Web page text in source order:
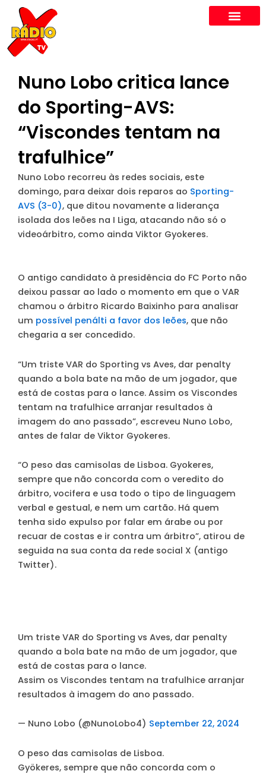
content
Nuno Lobo critica lance
do Sporting-AVS:
“Viscondes tentam na
trafulhice”
Nuno Lobo recorreu às redes sociais, este
domingo, para deixar dois reparos ao Sporting-
AVS (3-0), que ditou novamente a liderança
isolada dos leões na I Liga, atacando não só o
videoárbitro, como ainda Viktor Gyokeres.
O antigo candidato à presidência do FC Porto não
deixou passar ao lado o momento em que o VAR
chamou o árbitro Ricardo Baixinho para analisar
um possível penálti a favor dos leões, que não
chegaria a ser concedido.
“Um triste VAR do Sporting vs Aves, dar penalty
quando a bola bate na mão de um jogador, que
está de costas para o lance. Assim os Viscondes
tentam na trafulhice arranjar resultados à
imagem do ano passado”, escreveu Nuno Lobo,
antes de falar de Viktor Gyokeres.
“O peso das camisolas de Lisboa. Gyokeres,
sempre que não concorda com o veredito do
árbitro, vocifera e usa todo o tipo de linguagem
verbal e gestual, e nem um cartão. Há quem
tenha sido expulso por falar em árabe ou por
recuar de costas e ir contra um árbitro”, atirou de
seguida na sua conta da rede social X (antigo
Twitter).
Um triste VAR do Sporting vs Aves, dar penalty
quando a bola bate na mão de um jogador, que
está de costas para o lance.
Assim os Viscondes tentam na trafulhice arranjar
resultados à imagem do ano passado.
— Nuno Lobo (@NunoLobo4) September 22, 2024
O peso das camisolas de Lisboa.
Gyökeres, sempre que não concorda com o